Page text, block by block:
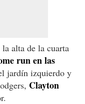
alta de la cuarta
run en las
jardín izquierdo y
Clayton